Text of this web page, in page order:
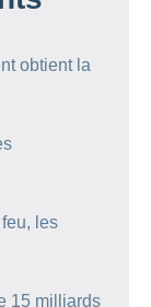
obtient la
les
15 milliards